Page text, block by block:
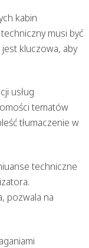
kabin
musi być
kluczowa, aby
usług
tematów
tłumaczenie w
techniczne
pozwala na